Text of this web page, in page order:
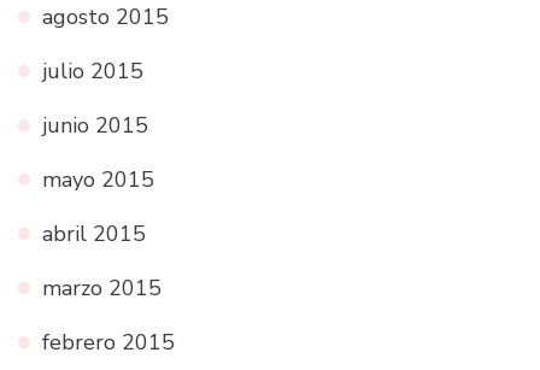
agosto 2015
julio 2015
junio 2015
mayo 2015
abril 2015
marzo 2015
febrero 2015